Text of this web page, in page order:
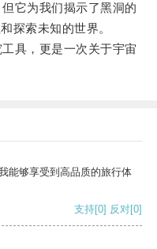
它为我们揭示了黑洞的
探索未知的世界。
具，更是一次关于宇宙
能够享受到高品质的旅行体
支持[0] 反对[0]